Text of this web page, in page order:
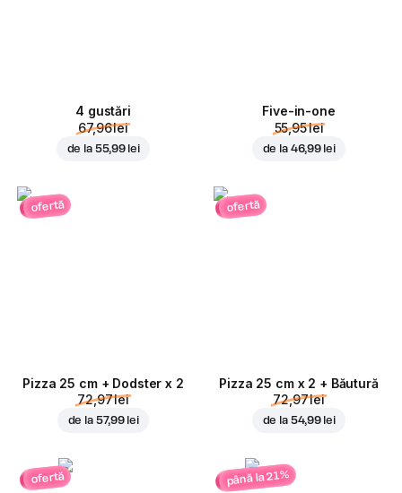
4 gustări
67,96 lei
de la 55,99 lei
Five-in-one
55,95 lei
de la 46,99 lei
ofertă
Pizza 25 cm + Dodster x 2
72,97 lei
de la 57,99 lei
ofertă
Pizza 25 cm x 2 + Băutură
72,97 lei
de la 54,99 lei
ofertă până la 21%